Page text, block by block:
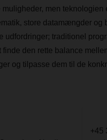
men teknologien
store datamængder og
udfordringer; traditionel
den rette balance
og tilpasse dem til de
+45